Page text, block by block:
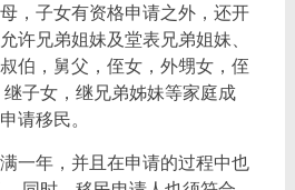
，子女有资格申请之外，还开
许兄弟姐妹及堂表兄弟姐妹、
伯，舅父，侄女，外甥女，侄
子女，继兄弟姊妹等家庭成
请移民。
一年，并且在申请的过程中也